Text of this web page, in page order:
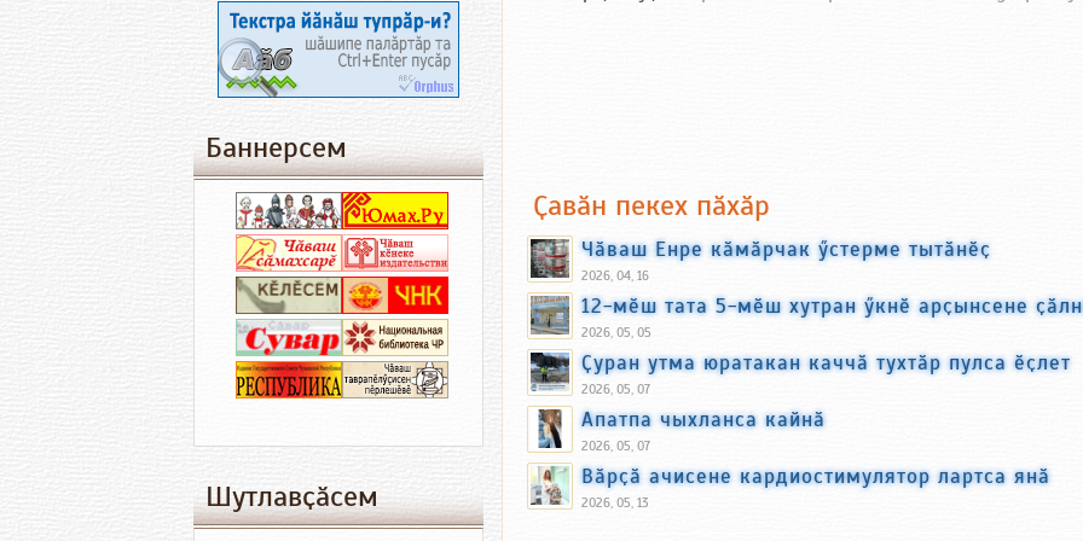
Ҫавӑн пекех пӑхӑр
Чӑваш Енре кӑмӑрчак ӳстерме тытӑнӗҫ
2026, 04, 16
12-мӗш тата 5-мӗш хутран ӳкнӗ арҫынсене
2026, 05, 05
Ҫуран утма юратакан каччӑ тухтӑр пулса ӗҫлет
2026, 05, 07
Апатпа чыхланса кайнӑ
2026, 05, 07
Вӑрҫӑ ачисене кардиостимулятор лартса янӑ
2026, 05, 13
Баннерсем
Шутлавҫӑсем